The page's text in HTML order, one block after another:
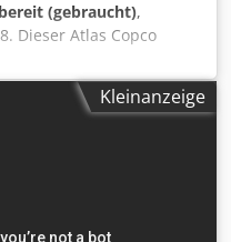
(gebraucht),
Dieser Atlas Copco
von 15 kW
12,75 bar. Er ist mit
und eignet sich somit
Kleinanzeige